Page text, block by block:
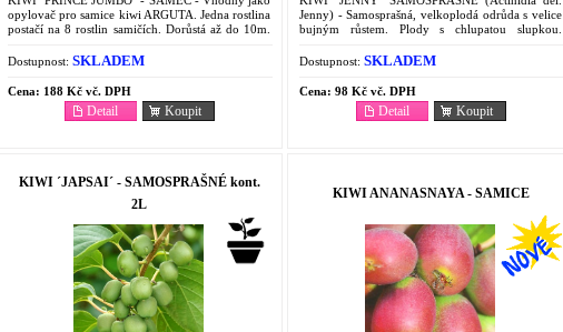
opylovač pro samice kiwi ARGUTA. Jedna rostlina
postačí na 8 rostlin samičích. Dorůstá až do 10m.
Dostupnost: SKLADEM
Cena: 188 Kč vč. DPH
Koupit
Detail
Jenny) - Samosprašná, velkoplodá odrůda s velice
bujným růstem. Plody s chlupatou slupkou.
Dostupnost: SKLADEM
Cena: 98 Kč vč. DPH
Koupit
Detail
KIWI ´JAPSAI´ - SAMOSPRAŠNÉ kont.
2L
KIWI ANANASNAYA - SAMICE